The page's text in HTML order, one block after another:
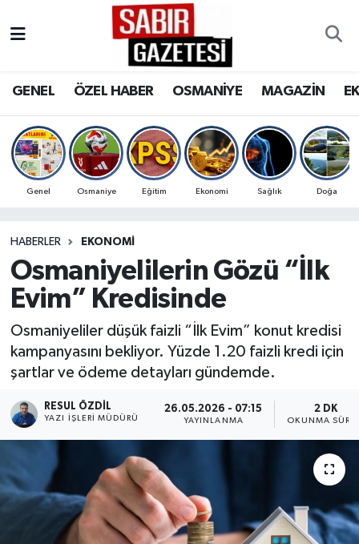
GENEL ÖZEL HABER OSMANİYE MAGAZİN
Genel Osmaniye Eğitim Ekonomi Sağlık Doğa
HABERLER EKONOMI
Osmaniyelilerin Gözü “İlk
Evim” Kredisinde
Osmaniyeliler düşük faizli “İlk Evim” konut kredisi
kampanyasını bekliyor. Yüzde 1.20 faizli kredi için
şartlar ve ödeme detayları gündemde.
RESUL ÖZDIL
YAZI İŞLERI MÜDÜRÜ
26.05.2026 - 07:15
YAYINLANMA
2 DK
OKUNMA
OSMANİYE
MAGAZİN
SPOR
RESMİ İLANLAR
Osmaniye Nöbetçi Eczaneler
Osmaniye Trafik Yoğunluk Haritası
Süper Lig Puan Durumu ve Fikstür
Son Dakika Haberleri
Haber Arşivi